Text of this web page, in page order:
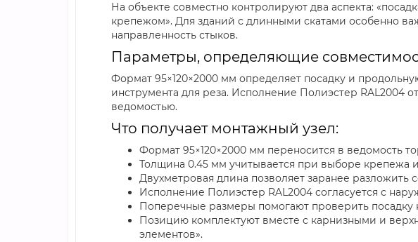
На объекте совместно контролируют два аспекта:
крепежом». Для зданий с длинными скатами особенно
направленность стыков.
Параметры, определяющие
Формат 95×120×2000 мм определяет посадку и
инструмента для реза. Исполнение Полиэстер RAL2004
ведомостью.
Что получает монтажный узел:
Формат 95×120×2000 мм переносится в ведомость
Толщина 0.45 мм учитывается при выборе крепежа
Двухметровая длина позволяет заранее разложить
Исполнение Полиэстер RAL2004 согласуется с
Поперечные размеры помогают проверить посадку
Позицию комплектуют вместе с карнизными и
элементов».